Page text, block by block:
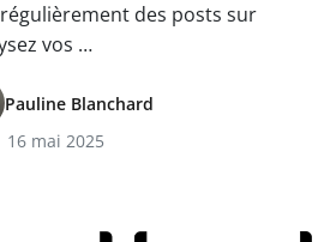
des posts sur
vos …
Pauline Blanchard
16 mai 2025